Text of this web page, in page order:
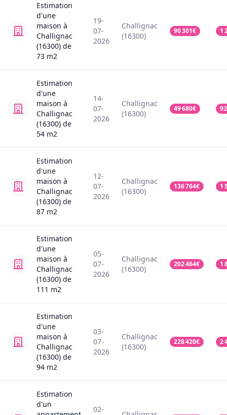
Estimation
d'une
maison à
Challignac
(16300) de
73 m2
19-
07-
2026
Challignac
(16300)
90 301€ 1
Estimation
d'une
maison à
Challignac
(16300) de
54 m2
14-
07-
2026
Challignac
(16300)
49 680€
Estimation
d'une
maison à
Challignac
(16300) de
87 m2
12-
07-
2026
Challignac
(16300)
136 764€ 1
Estimation
d'une
maison à
Challignac
(16300) de
111 m2
05-
07-
2026
Challignac
(16300)
202 464€ 1
Estimation
d'une
maison à
Challignac
(16300) de
94 m2
03-
07-
2026
Challignac
(16300)
228 420€ 2
Estimation
d'un
02-